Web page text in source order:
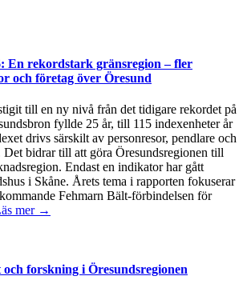
En rekordstark gränsregion – fler
och företag över Öresund
till en ny nivå från det tidigare rekordet på
fyllde 25 år, till 115 indexenheter år
drivs särskilt av personresor, pendlare och
Det bidrar till att göra Öresundsregionen till
Endast en indikator har gått
i Skåne. Årets tema i rapporten fokuserar
Fehmarn Bält-förbindelsen för
mer →
forskning i Öresundsregionen